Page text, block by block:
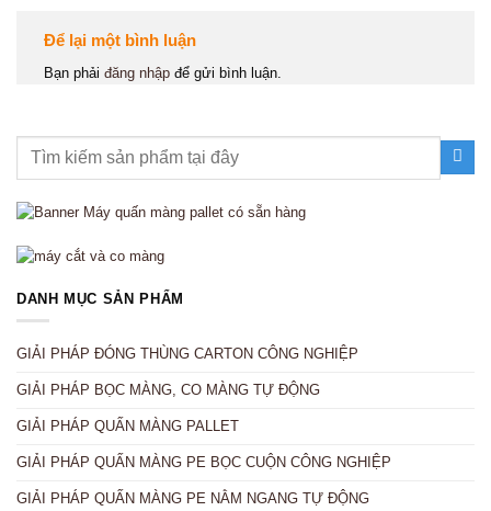
DANH MỤC SẢN PHẨM
GIẢI PHÁP ĐÓNG THÙNG CARTON CÔNG NGHIỆP
GIẢI PHÁP BỌC MÀNG, CO MÀNG TỰ ĐỘNG
GIẢI PHÁP QUẤN MÀNG PALLET
GIẢI PHÁP QUẤN MÀNG PE BỌC CUỘN CÔNG NGHIỆP
GIẢI PHÁP QUẤN MÀNG PE NẰM NGANG TỰ ĐỘNG
Để lại một bình luận
Bạn phải đăng nhập để gửi bình luận.